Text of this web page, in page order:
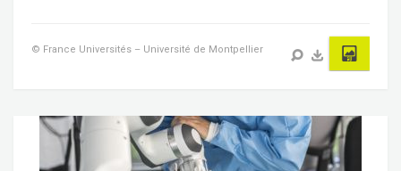
© France Universités – Université de Montpellier